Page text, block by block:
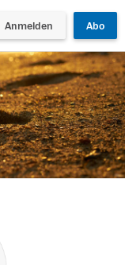
Anmelden Abo